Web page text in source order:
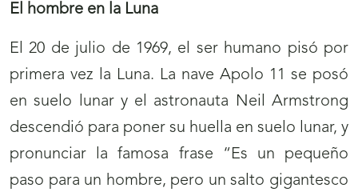
El hombre en la Luna
El 20 de julio de 1969, el ser humano pisó por
primera vez la Luna. La nave Apolo 11 se posó
en suelo lunar y el astronauta Neil Armstrong
descendió para poner su huella en suelo lunar, y
pronunciar la famosa frase “Es un pequeño
paso para un hombre, pero un salto gigantesco